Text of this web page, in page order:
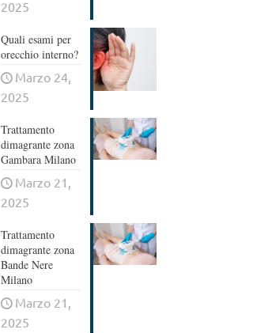
2025
Quali esami per
orecchio interno?
Marzo 24,
2025
Trattamento
dimagrante zona
Gambara Milano
Marzo 21,
2025
Trattamento
dimagrante zona
Bande Nere
Milano
Marzo 21,
2025